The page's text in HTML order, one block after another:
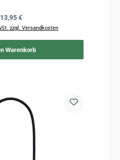
Regulärer Preis:
13,95 €
zzgl. Versandkosten
Warenkorb